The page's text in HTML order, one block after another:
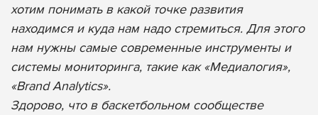
хотим понимать в какой точке развития
находимся и куда нам надо стремиться. Для этого
нам нужны самые современные инструменты и
системы мониторинга, такие как «Медиалогия»,
«Brand Analytics».
Здорово, что в баскетбольном сообществе